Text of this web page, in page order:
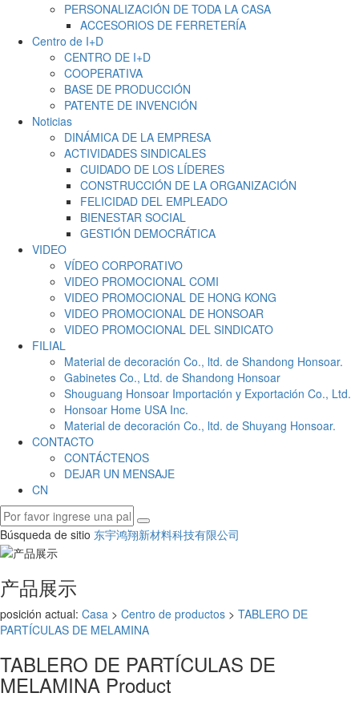
PERSONALIZACIÓN DE TODA LA CASA
ACCESORIOS DE FERRETERÍA
Centro de I+D
CENTRO DE I+D
COOPERATIVA
BASE DE PRODUCCIÓN
PATENTE DE INVENCIÓN
Noticias
DINÁMICA DE LA EMPRESA
ACTIVIDADES SINDICALES
CUIDADO DE LOS LÍDERES
CONSTRUCCIÓN DE LA ORGANIZACIÓN
FELICIDAD DEL EMPLEADO
BIENESTAR SOCIAL
GESTIÓN DEMOCRÁTICA
VIDEO
VÍDEO CORPORATIVO
VIDEO PROMOCIONAL COMI
VIDEO PROMOCIONAL DE HONG KONG
VIDEO PROMOCIONAL DE HONSOAR
VIDEO PROMOCIONAL DEL SINDICATO
FILIAL
Material de decoración Co., ltd. de Shandong Honsoar.
Gabinetes Co., Ltd. de Shandong Honsoar
Shouguang Honsoar Importación y Exportación Co., Ltd.
Honsoar Home USA Inc.
Material de decoración Co., ltd. de Shuyang Honsoar.
CONTACTO
CONTÁCTENOS
DEJAR UN MENSAJE
CN
Búsqueda de sitio 东宇鸿翔新材料科技有限公司
产品展示
posición actual: Casa > Centro de productos > TABLERO DE
PARTÍCULAS DE MELAMINA
TABLERO DE PARTÍCULAS DE
MELAMINA Product